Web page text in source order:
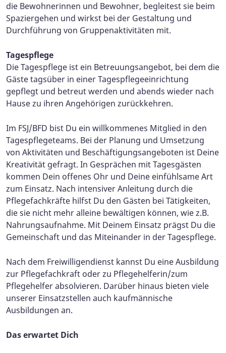
die Bewohnerinnen und Bewohner, begleitest sie beim
Spaziergehen und wirkst bei der Gestaltung und
Durchführung von Gruppenaktivitäten mit.
Tagespflege
Die Tagespflege ist ein Betreuungsangebot, bei dem die
Gäste tagsüber in einer Tagespflegeeinrichtung
gepflegt und betreut werden und abends wieder nach
Hause zu ihren Angehörigen zurückkehren.
Im FSJ/BFD bist Du ein willkommenes Mitglied in den
Tagespflegeteams. Bei der Planung und Umsetzung
von Aktivitäten und Beschäftigungsangeboten ist Deine
Kreativität gefragt. In Gesprächen mit Tagesgästen
kommen Dein offenes Ohr und Deine einfühlsame Art
zum Einsatz. Nach intensiver Anleitung durch die
Pflegefachkräfte hilfst Du den Gästen bei Tätigkeiten,
die sie nicht mehr alleine bewältigen können, wie z.B.
Nahrungsaufnahme. Mit Deinem Einsatz prägst Du die
Gemeinschaft und das Miteinander in der Tagespflege.
Nach dem Freiwilligendienst kannst Du eine Ausbildung
zur Pflegefachkraft oder zu Pflegehelferin/zum
Pflegehelfer absolvieren. Darüber hinaus bieten viele
unserer Einsatzstellen auch kaufmännische
Ausbildungen an.
Das erwartet Dich